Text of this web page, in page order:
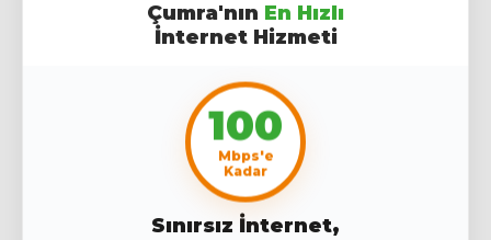
Çumra'nın En Hızlı
İnternet Hizmeti
100
Mbps'e
Kadar
Sınırsız İnternet,